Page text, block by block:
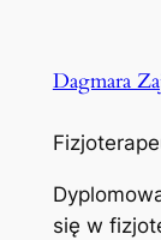
Dagmara
się w